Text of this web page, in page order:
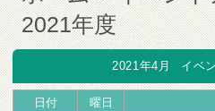
2021年度
2021年4月 イベ
日付 曜日